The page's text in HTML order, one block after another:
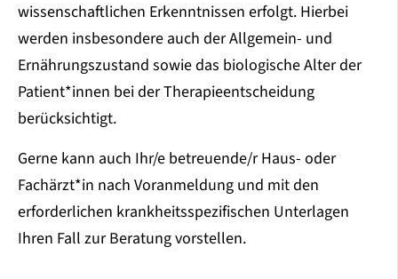
wissenschaftlichen Erkenntnissen erfolgt. Hierbei
werden insbesondere auch der Allgemein- und
Ernährungszustand sowie das biologische Alter der
Patient*innen bei der Therapieentscheidung
berücksichtigt.
Gerne kann auch Ihr/e betreuende/r Haus- oder
Fachärzt*in nach Voranmeldung und mit den
erforderlichen krankheitsspezifischen Unterlagen
Ihren Fall zur Beratung vorstellen.